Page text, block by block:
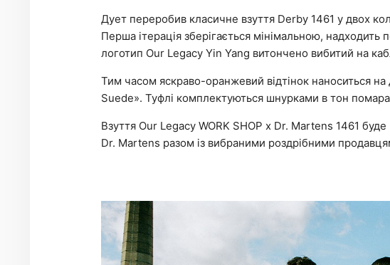
Дует переробив класичне взуття Derby 1461 у двох
Перша ітерація зберігається мінімальною,
логотип Our Legacy Yin Yang витончено вибитий на
Тим часом яскраво-оранжевий відтінок наноситься
Suede». Туфлі комплектуються шнурками в тон
Взуття Our Legacy WORK SHOP x Dr. Martens 1461
Dr. Martens разом із вибраними роздрібними